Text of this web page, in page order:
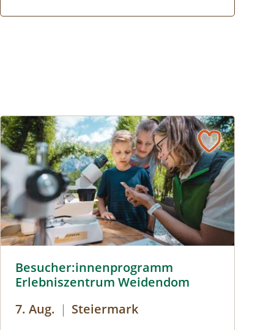
Besucher:innenprogramm
Erlebniszentrum Weidendom
7. Aug. | Steiermark